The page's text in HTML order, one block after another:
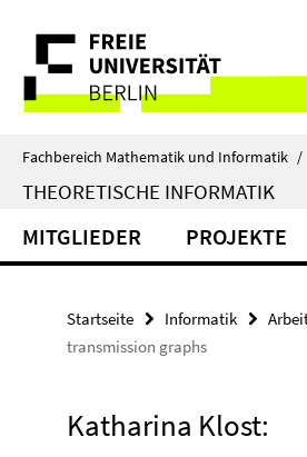
direkt
Inhalt
Service-
Navigation
Fachbereich Mathematik und Informatik /
THEORETISCHE INFORMATIK
MITGLIEDER PROJEKTE
Startseite Informatik
transmission graphs
Katharina Klost: